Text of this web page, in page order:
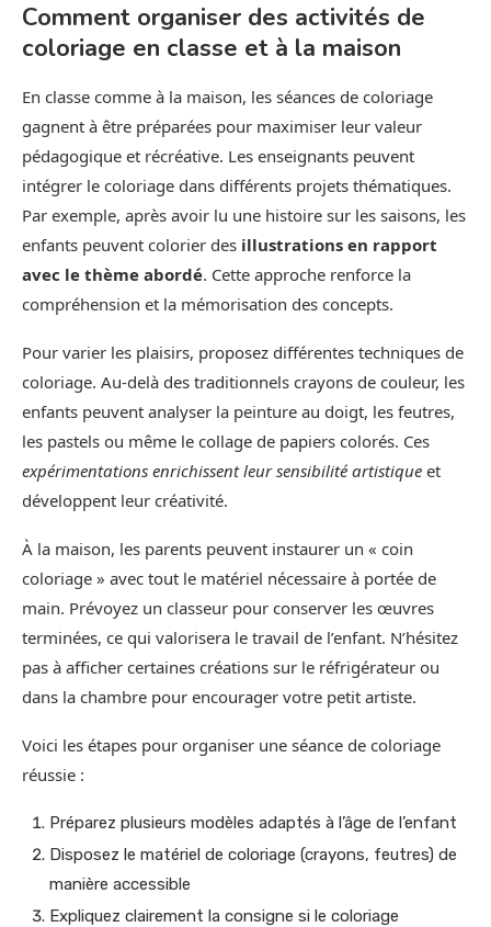
Comment organiser des activités de
coloriage en classe et à la maison
En classe comme à la maison, les séances de coloriage
gagnent à être préparées pour maximiser leur valeur
pédagogique et récréative. Les enseignants peuvent
intégrer le coloriage dans différents projets thématiques.
Par exemple, après avoir lu une histoire sur les saisons, les
enfants peuvent colorier des illustrations en rapport
avec le thème abordé. Cette approche renforce la
compréhension et la mémorisation des concepts.
Pour varier les plaisirs, proposez différentes techniques de
coloriage. Au-delà des traditionnels crayons de couleur, les
enfants peuvent analyser la peinture au doigt, les feutres,
les pastels ou même le collage de papiers colorés. Ces
expérimentations enrichissent leur sensibilité artistique et
développent leur créativité.
À la maison, les parents peuvent instaurer un « coin
coloriage » avec tout le matériel nécessaire à portée de
main. Prévoyez un classeur pour conserver les œuvres
terminées, ce qui valorisera le travail de l’enfant. N’hésitez
pas à afficher certaines créations sur le réfrigérateur ou
dans la chambre pour encourager votre petit artiste.
Voici les étapes pour organiser une séance de coloriage
réussie :
Préparez plusieurs modèles adaptés à l’âge de l’enfant
Disposez le matériel de coloriage (crayons, feutres) de
manière accessible
Expliquez clairement la consigne si le coloriage